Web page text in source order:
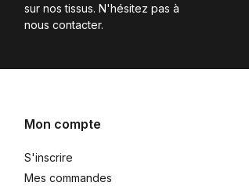
sur nos tissus. N'hésitez pas à
nous contacter.
Mon compte
S'inscrire
Mes commandes